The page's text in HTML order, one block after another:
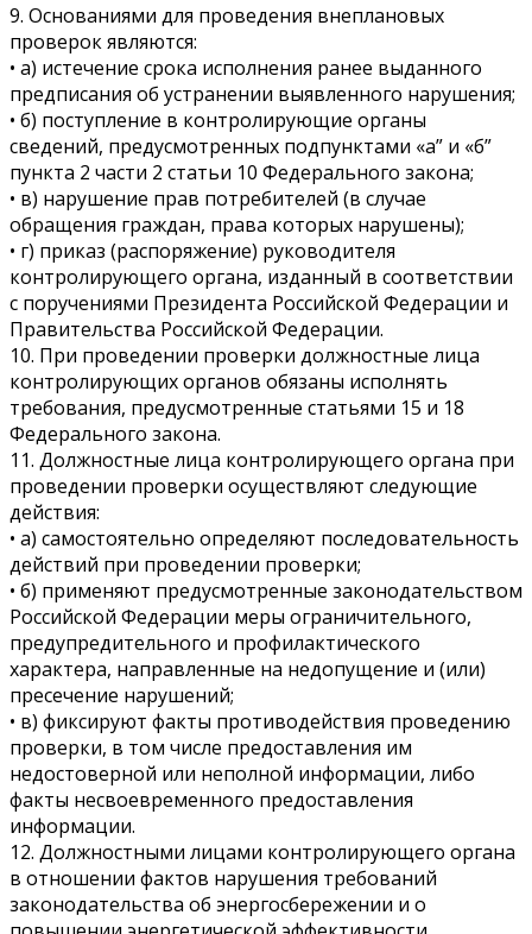
9. Основаниями для проведения внеплановых
проверок являются:
• а) истечение срока исполнения ранее выданного
предписания об устранении выявленного нарушения;
• б) поступление в контролирующие органы
сведений, предусмотренных подпунктами «а” и «б”
пункта 2 части 2 статьи 10 Федерального закона;
• в) нарушение прав потребителей (в случае
обращения граждан, права которых нарушены);
• г) приказ (распоряжение) руководителя
контролирующего органа, изданный в соответствии
с поручениями Президента Российской Федерации и
Правительства Российской Федерации.
10. При проведении проверки должностные лица
контролирующих органов обязаны исполнять
требования, предусмотренные статьями 15 и 18
Федерального закона.
11. Должностные лица контролирующего органа при
проведении проверки осуществляют следующие
действия:
• а) самостоятельно определяют последовательность
действий при проведении проверки;
• б) применяют предусмотренные законодательством
Российской Федерации меры ограничительного,
предупредительного и профилактического
характера, направленные на недопущение и (или)
пресечение нарушений;
• в) фиксируют факты противодействия проведению
проверки, в том числе предоставления им
недостоверной или неполной информации, либо
факты несвоевременного предоставления
информации.
12. Должностными лицами контролирующего органа
в отношении фактов нарушения требований
законодательства об энергосбережении и о